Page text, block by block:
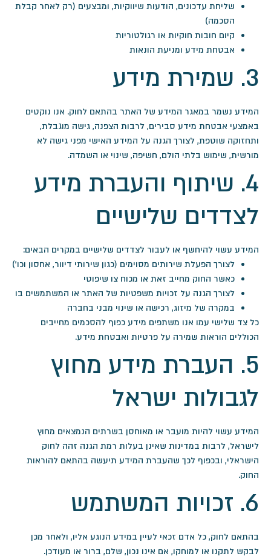
שליחת עדכונים, הודעות שיווקיות, ומבצעים (רק לאחר קבלת
הסכמה)
קיום חובות חוקיות או רגולטוריות
אבטחת מידע ומניעת הונאות
3. שמירת מידע
המידע נשמר במאגר המידע של האתר בהתאם לחוק. אנו נוקטים
באמצעי אבטחת מידע סבירים, לרבות הצפנה, גישה מוגבלת,
ותחזוקה שוטפת, לצורך הגנה על המידע האישי מפני גישה לא
מורשית, שימוש בלתי הולם, חשיפה, שינוי או השמדה.
4. שיתוף והעברת מידע
לצדדים שלישיים
המידע עשוי להיחשף או לעבור לצדדים שלישיים במקרים הבאים:
לצורך הפעלת שירותים מסוימים (כגון שירותי דיוור, אחסון וכו')
כאשר החוק מחייב זאת או מכוח צו שיפוטי
לצורך הגנה על זכויות משפטיות של האתר או המשתמשים בו
במקרה של מיזוג, רכישה או שינוי מבני בחברה
כל צד שלישי עמו אנו משתפים מידע כפוף להסכמים מחייבים
הכוללים הוראות שמירה על פרטיות ואבטחת מידע.
5. העברת מידע מחוץ
לגבולות ישראל
המידע עשוי להיות מועבר או מאוחסן בשרתים הנמצאים מחוץ
לישראל, לרבות במדינות שאינן בעלות רמת הגנה זהה לחוק
הישראלי, ובכפוף לכך שהעברת המידע תיעשה בהתאם להוראות
החוק.
6. זכויות המשתמש
בהתאם לחוק, כל אדם זכאי לעיין במידע הנוגע אליו, ולאחר מכן
לבקש לתקנו או למוחקו, אם אינו נכון, שלם, ברור או מעודכן.